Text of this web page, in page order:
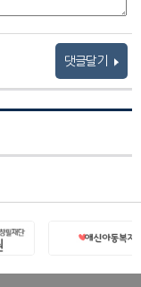
댓글달기